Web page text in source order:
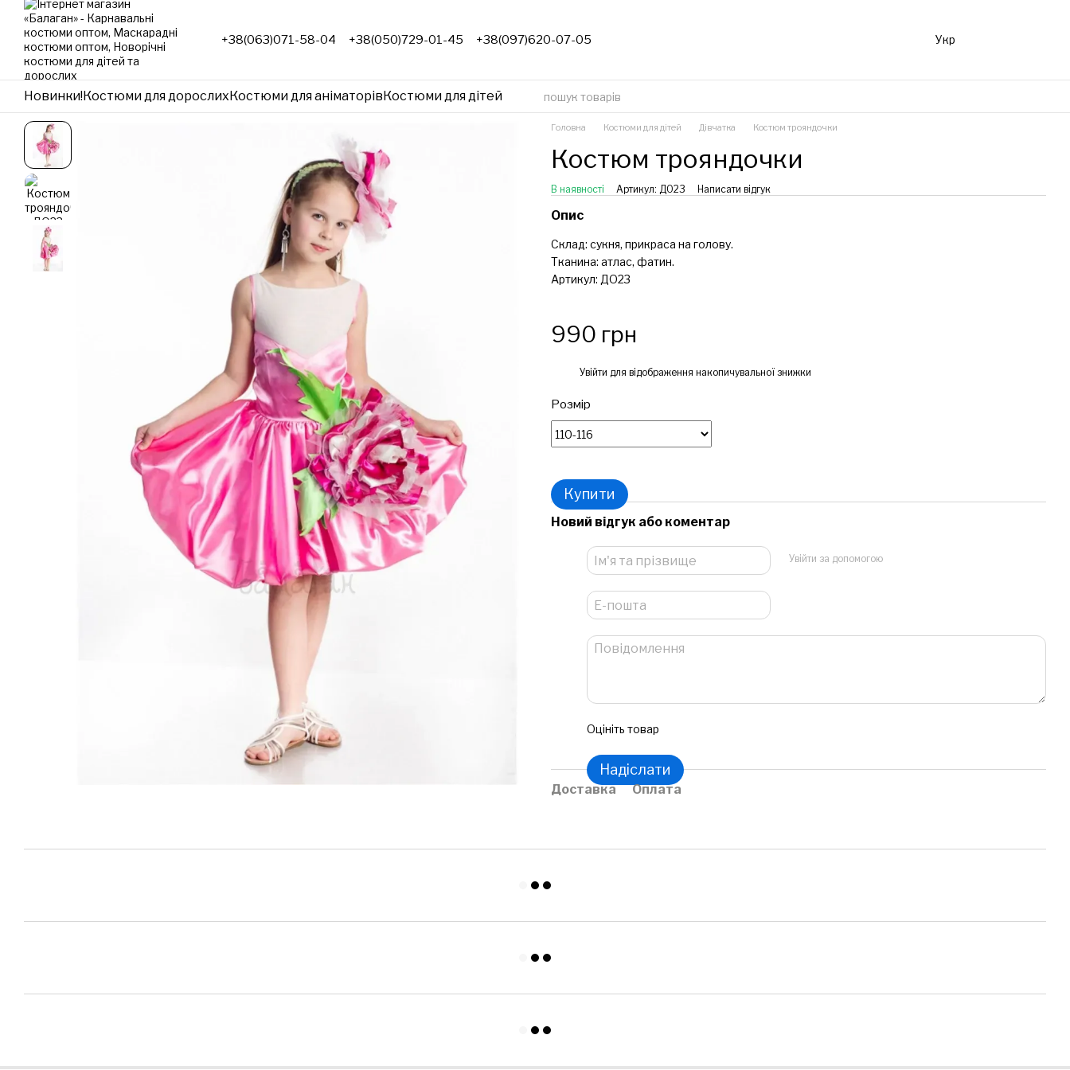
Перейти до основного контенту
+38(063)071-58-04 +38(050)729-01-45 +38(097)620-07-05 Укр
Новинки!Костюми для дорослихКостюми для аніматорівКостюми для дітей
Головна Костюми для дітей Дівчатка Костюм трояндочки
Костюм трояндочки
В наявності Артикул: ДО23 Написати відгук
Опис
Склад: сукня, прикраса на голову.
Тканина: атлас, фатин.
Артикул: ДО23
990 грн
Увійти для відображення накопичувальної знижки
Розмір
Купити
Новий відгук або коментар
Увійти за допомогою
Оцініть товар
Надіслати
Доставка Оплата